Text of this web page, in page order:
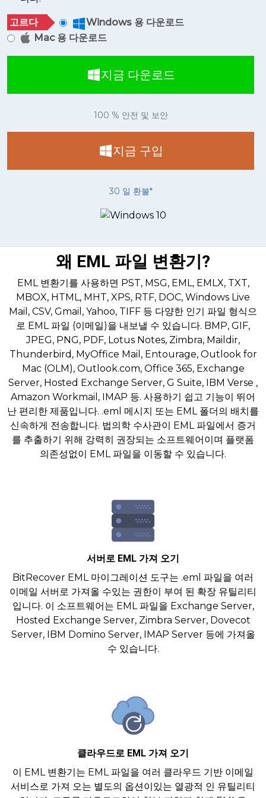
고르다
Windows 용 다운로드
Mac 용 다운로드
지금 다운로드
100 % 안전 및 보안
지금 구입
30 일 환불*
왜 EML 파일 변환기?
EML 변환기를 사용하면 PST, MSG, EML, EMLX, TXT,
MBOX, HTML, MHT, XPS, RTF, DOC, Windows Live
Mail, CSV, Gmail, Yahoo, TIFF 등 다양한 인기 파일 형식으
로 EML 파일 (이메일)을 내보낼 수 있습니다. BMP, GIF,
JPEG, PNG, PDF, Lotus Notes, Zimbra, Maildir,
Thunderbird, MyOffice Mail, Entourage, Outlook for
Mac (OLM), Outlook.com, Office 365, Exchange
Server, Hosted Exchange Server, G Suite, IBM Verse ,
Amazon Workmail, IMAP 등. 사용하기 쉽고 기능이 뛰어
난 편리한 제품입니다. .eml 메시지 또는 EML 폴더의 배치를
신속하게 전송합니다. 법의학 수사관이 EML 파일에서 증거
를 추출하기 위해 강력히 권장되는 소프트웨어이며 플랫폼
의존성없이 EML 파일을 이동할 수 있습니다.
서버로 EML 가져 오기
BitRecover EML 마이그레이션 도구는 .eml 파일을 여러
이메일 서버로 가져올 수있는 권한이 부여 된 확장 유틸리티
입니다. 이 소프트웨어는 EML 파일을 Exchange Server,
Hosted Exchange Server, Zimbra Server, Dovecot
Server, IBM Domino Server, IMAP Server 등에 가져올
수 있습니다.
클라우드로 EML 가져 오기
이 EML 변환기는 EML 파일을 여러 클라우드 기반 이메일
서비스로 가져 오는 별도의 옵션이있는 열광적 인 유틸리티